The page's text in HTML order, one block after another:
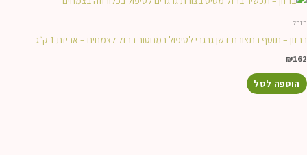
בזרל
ברזון – תוסף בתצורת דשן גרגרי לטיפול במחסור ברזל לצמחים – אריזת 1 ק״ג
₪162
הוספה לסל